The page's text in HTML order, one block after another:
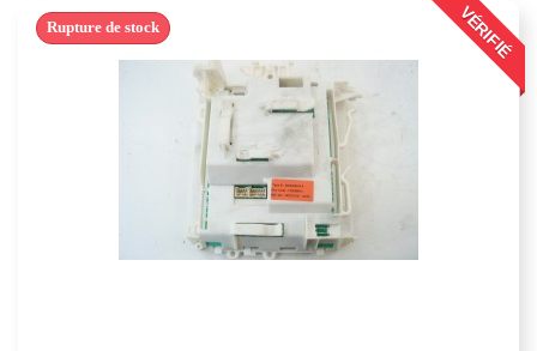
VÉRIFIÉ
Rupture de stock